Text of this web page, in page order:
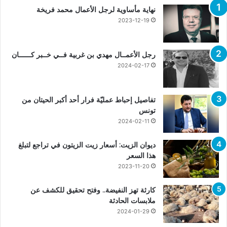
نهاية مأساوية لرجل الأعمال محمد فريخة
2023-12-19
رجل الأعمــال مهدي بن غربية فــي خــبر كــــــان
2024-02-17
تفاصيل إحباط عمليّة فرار أحد أكبر الحيتان من
تونس
2024-02-11
ديوان الزيت: أسعار زيت الزيتون في تراجع لتبلغ
هذا السعر
2023-11-20
كارثة تهز النفيضة.. وفتح تحقيق للكشف عن
ملابسات الحادثة
2024-01-29